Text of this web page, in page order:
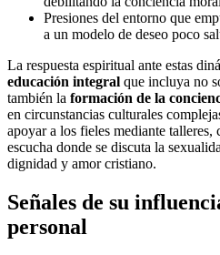
Presiones del entorno que
a un modelo de deseo poco
La respuesta espiritual ante estas
educación integral que incluya no
también la formación de la
en circunstancias culturales
apoyar a los fieles mediante talleres,
escucha donde se discuta la
dignidad y amor cristiano.
Señales de su
personal